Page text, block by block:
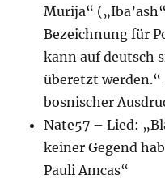
Murija“
Bezeichnung für
kann auf deutsch
überetzt
bosnischer
Nate57 – Lied:
keiner Gegend
Pauli Amcas“